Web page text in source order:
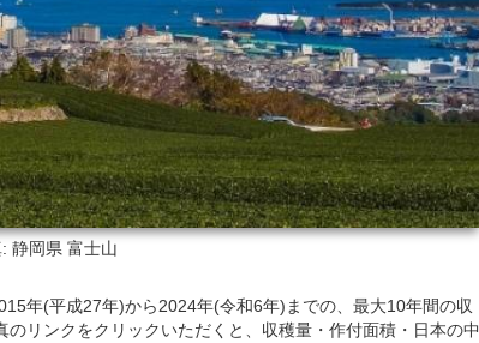
静岡県 富士山
年(平成27年)から2024年(令和6年)までの、最大10年間の収
リンクをクリックいただくと、収穫量・作付面積・日本の中